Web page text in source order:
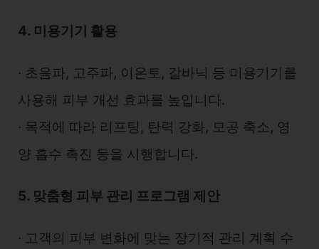
4. 미용기기 활용
∙ 초음파, 고주파, 이온토, 갈바닉 등 미용기기를
사용해 피부 개선 효과를 높입니다.
∙ 목적에 따라 리프팅, 탄력 강화, 모공 축소, 영
양 흡수 촉진 등을 시행합니다.
5. 맞춤형 피부 관리 프로그램 제안
∙ 고객의 피부 변화에 맞는 장기적 관리 계획 수